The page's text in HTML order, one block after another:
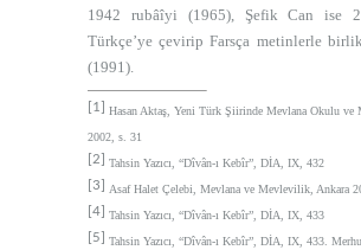
1942 rubâîyi (1965), Şefik Can ise
Türkçe’ye çevirip Farsça metinlerle
(1991).
[1]
Hasan Aktaş, Yeni Türk Şiirinde Mevlana Okulu ve
2002, s. 31
[2] Tahsin Yazıcı, “Dîvân-ı Kebîr”, DİA, IX, 432
[3] Asaf Halet Çelebi, Mevlana ve Mevlevilik, Ankara
[4] Tahsin Yazıcı, “Dîvân-ı Kebîr”, DİA, IX, 433
[5]
Tahsin Yazıcı, “Dîvân-ı Kebîr”, DİA, IX, 433.